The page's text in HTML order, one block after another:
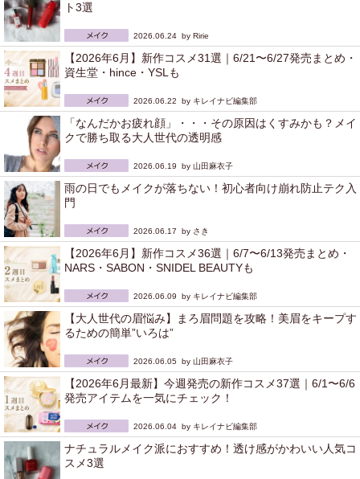
ト3選
2026.06.24 by Ririe
【2026年6月】新作コスメ31選｜6/21〜6/27発売まとめ・
資生堂・hince・YSLも
2026.06.22 by キレイナビ編集部
「なんだかお疲れ顔」・・・その原因はくすみかも？メイ
クで勝ち取る大人世代の透明感
2026.06.19 by 山田麻衣子
雨の日でもメイクが落ちない！初心者向け崩れ防止テク入
門
2026.06.17 by さき
【2026年6月】新作コスメ36選｜6/7〜6/13発売まとめ・
NARS・SABON・SNIDEL BEAUTYも
2026.06.09 by キレイナビ編集部
【大人世代の眉悩み】まろ眉問題を攻略！美眉をキープす
るための簡単”いろは”
2026.06.05 by 山田麻衣子
【2026年6月最新】今週発売の新作コスメ37選｜6/1〜6/6
発売アイテムを一気にチェック！
2026.06.04 by キレイナビ編集部
ナチュラルメイク派におすすめ！透け感がかわいい人気コ
スメ3選